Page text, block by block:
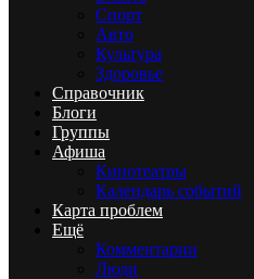
Спорт
Авто
Культура
Здоровье
Справочник
Блоги
Группы
Афиша
Кинотеатры
Календарь событий
Карта проблем
Ещё
Комментарии
Люди